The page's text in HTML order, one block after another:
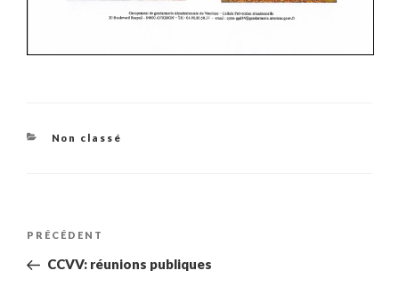
Catégories
Non classé
Navigation
l’article
Article
précédent
PRÉCÉDENT
CCVV: réunions publiques